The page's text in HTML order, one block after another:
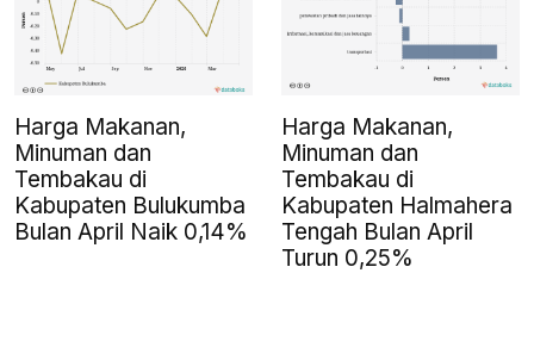
Harga Makanan,
Minuman dan
Tembakau di
Kabupaten Bulukumba
Bulan April Naik 0,14%
Harga Makanan,
Minuman dan
Tembakau di
Kabupaten Halmahera
Tengah Bulan April
Turun 0,25%